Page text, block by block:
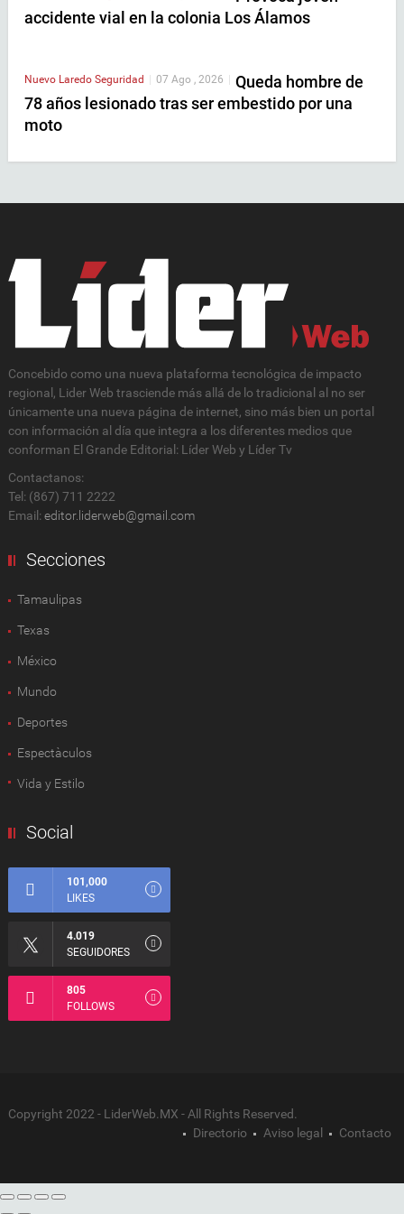
accidente vial en la colonia Los Álamos
Nuevo Laredo Seguridad | 07 Ago , 2026 | Queda hombre de
78 años lesionado tras ser embestido por una
moto
Concebido como una nueva plataforma tecnológica de impacto
regional, Lider Web trasciende más allá de lo tradicional al no ser
únicamente una nueva página de internet, sino más bien un portal
con información al día que integra a los diferentes medios que
conforman El Grande Editorial: Líder Web y Líder Tv
Contactanos:
Tel: (867) 711 2222
Email: editor.liderweb@gmail.com
Secciones
Tamaulipas
Texas
México
Mundo
Deportes
Espectàculos
Vida y Estilo
Social
101,000
LIKES
4.019
SEGUIDORES
805
FOLLOWS
Copyright 2022 - LiderWeb.MX - All Rights Reserved.
Directorio
Aviso legal Contacto